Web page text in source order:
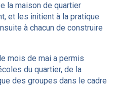
la maison de quartier
et les initient à la pratique
à chacun de construire
mois de mai a permis
du quartier, de la
des groupes dans le cadre